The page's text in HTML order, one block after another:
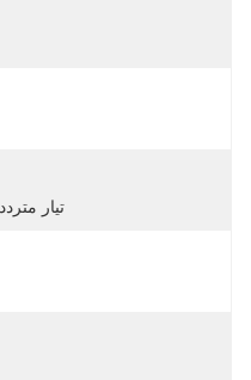
تيار متردد 110 فولت / 220 فولت 50-60 هرتز